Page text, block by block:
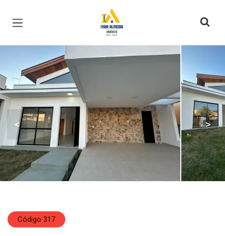
Página inicial
< >
Código 317